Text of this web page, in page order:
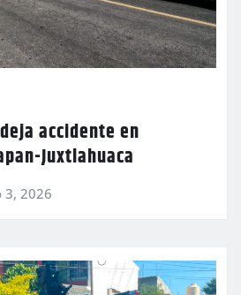
accidente en
Juxtlahuaca
3, 2026